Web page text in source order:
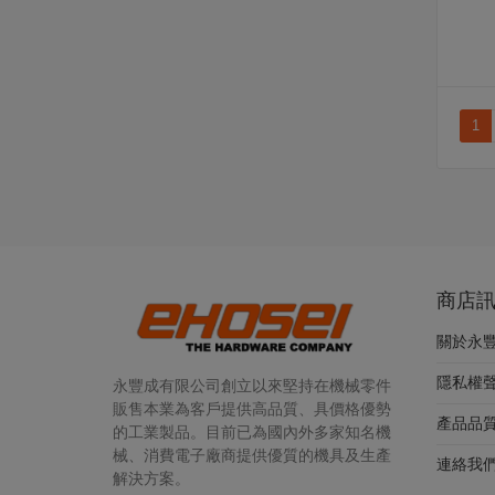
1
永豐成有限公司創立以來堅持在機械零件
販售本業為客戶提供高品質、具價格優勢
的工業製品。目前已為國內外多家知名機
械、消費電子廠商提供優質的機具及生產
解決方案。
商店
關於永
隱私權
產品品
連絡我